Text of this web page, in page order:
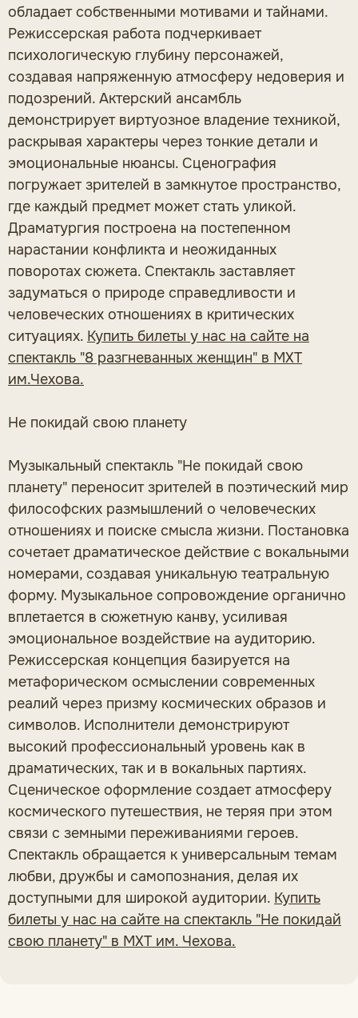
обладает собственными мотивами и тайнами.
Режиссерская работа подчеркивает
психологическую глубину персонажей,
создавая напряженную атмосферу недоверия и
подозрений. Актерский ансамбль
демонстрирует виртуозное владение техникой,
раскрывая характеры через тонкие детали и
эмоциональные нюансы. Сценография
погружает зрителей в замкнутое пространство,
где каждый предмет может стать уликой.
Драматургия построена на постепенном
нарастании конфликта и неожиданных
поворотах сюжета. Спектакль заставляет
задуматься о природе справедливости и
человеческих отношениях в критических
ситуациях. Купить билеты у нас на сайте на
спектакль "8 разгневанных женщин" в МХТ
им.Чехова.
Не покидай свою планету
Музыкальный спектакль "Не покидай свою
планету" переносит зрителей в поэтический мир
философских размышлений о человеческих
отношениях и поиске смысла жизни. Постановка
сочетает драматическое действие с вокальными
номерами, создавая уникальную театральную
форму. Музыкальное сопровождение органично
вплетается в сюжетную канву, усиливая
эмоциональное воздействие на аудиторию.
Режиссерская концепция базируется на
метафорическом осмыслении современных
реалий через призму космических образов и
символов. Исполнители демонстрируют
высокий профессиональный уровень как в
драматических, так и в вокальных партиях.
Сценическое оформление создает атмосферу
космического путешествия, не теряя при этом
связи с земными переживаниями героев.
Спектакль обращается к универсальным темам
любви, дружбы и самопознания, делая их
доступными для широкой аудитории. Купить
билеты у нас на сайте на спектакль "Не покидай
свою планету" в МХТ им. Чехова.